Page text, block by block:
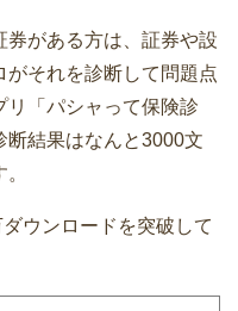
がある方は、証券や設
それを診断して問題点
リ「パシャって保険診
断結果はなんと3000文
ウンロードを突破して